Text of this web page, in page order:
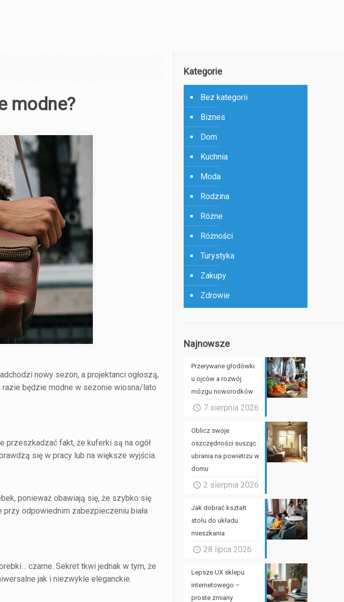
modne?
nowy sezon, a projektanci ogłoszą,
razie będzie modne w sezonie wiosna/lato
przeszkadzać fakt, że kuferki są na ogół
się w pracy lub na większe wyjścia.
ponieważ obawiają się, że szybko się
przy odpowiednim zabezpieczeniu biała
czarne. Sekret tkwi jednak w tym, że
jak i niezwykle eleganckie.
Kategorie
Bez kategorii
Biznes
Dom
Kuchnia
Moda
Rodzina
Różne
Różności
Turystyka
Zakupy
Zdrowie
Najnowsze
Przerywane głodówki
u ojców a rozwój
mózgu noworodków
7 sierpnia 2026
Oblicz swoje
oszczędności susząc
ubrania na powietrzu w
domu
2 sierpnia 2026
Jak dobrać kształt
stołu do układu
mieszkania
28 lipca 2026
Lepsze UX sklepu
internetowego –
proste zmiany